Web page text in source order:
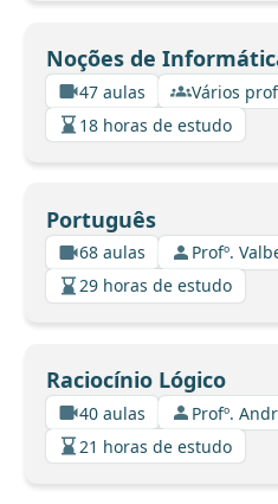
Noções de
47 aulas
Vários
18 horas de estudo
Português
68 aulas
Profº.
29 horas de estudo
Raciocínio Lógico
40 aulas
Profº.
21 horas de estudo